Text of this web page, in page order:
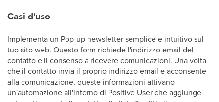
Casi d'uso
Implementa un Pop-up newsletter semplice e intuitivo sul
tuo sito web. Questo form richiede l'indirizzo email del
contatto e il consenso a ricevere comunicazioni. Una volta
che il contatto invia il proprio indirizzo email e acconsente
alla comunicazione, queste informazioni attivano
un'automazione all'interno di Positive User che aggiunge